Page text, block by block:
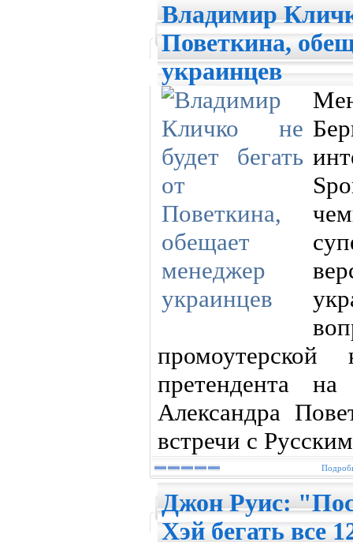
Владимир
Поветкина,
украинцев
промоутерской
претендента
Александра
встречи с
Джон Руис:
Хэй бегать все